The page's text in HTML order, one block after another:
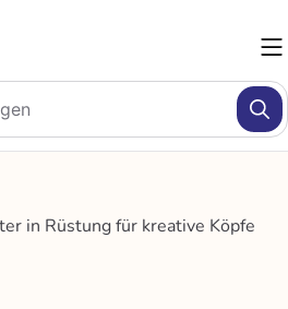
in Rüstung für kreative Köpfe